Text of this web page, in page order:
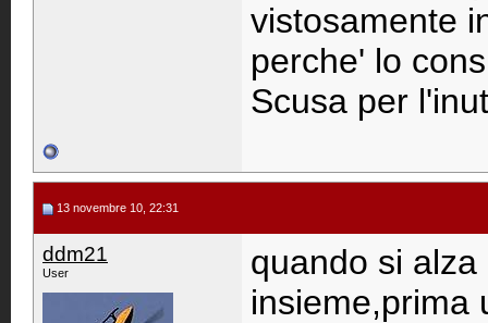
vistosamente
perche' lo
Scusa per
13 novembre 10, 22:31
ddm21
User
quando si
insieme,prima